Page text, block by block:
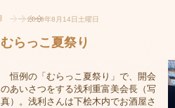
2010年8月14日土曜日
むらっこ夏祭り
恒例の「むらっこ夏祭り」で、開会
のあいさつをする浅利重富美会長（写
真）。浅利さんは下桧木内でお酒屋さ